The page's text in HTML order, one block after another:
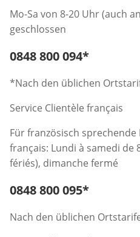
Mo-Sa von 8-20 Uhr (auch
geschlossen
Telefonnummer:
0848 800 094*
*Nach den üblichen
Service Clientèle français
Für französisch
français: Lundi à samedi de
fériés), dimanche fermé
Telefonnummer:
0848 800 095*
Nach den üblichen